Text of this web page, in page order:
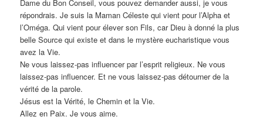
Dame du Bon Conseil, vous pouvez demander aussi, je vous
répondrais. Je suis la Maman Céleste qui vient pour l’Alpha et
l’Oméga. Qui vient pour élever son Fils, car Dieu à donné la plus
belle Source qui existe et dans le mystère eucharistique vous
avez la Vie.
Ne vous laissez-pas influencer par l’esprit religieux. Ne vous
laissez-pas influencer. Et ne vous laissez-pas détourner de la
vérité de la parole.
Jésus est la Vérité, le Chemin et la Vie.
Allez en Paix. Je vous aime.